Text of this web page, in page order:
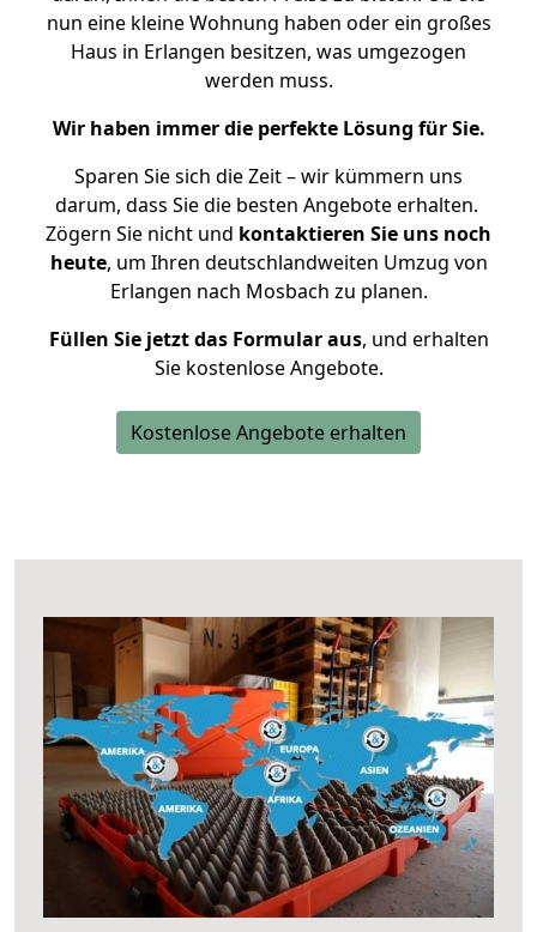
nun eine kleine Wohnung haben oder ein großes
Haus in Erlangen besitzen, was umgezogen
werden muss.
Wir haben immer die perfekte Lösung für Sie.
Sparen Sie sich die Zeit – wir kümmern uns
darum, dass Sie die besten Angebote erhalten.
Zögern Sie nicht und kontaktieren Sie uns noch
heute, um Ihren deutschlandweiten Umzug von
Erlangen nach Mosbach zu planen.
Füllen Sie jetzt das Formular aus, und erhalten
Sie kostenlose Angebote.
Kostenlose Angebote erhalten